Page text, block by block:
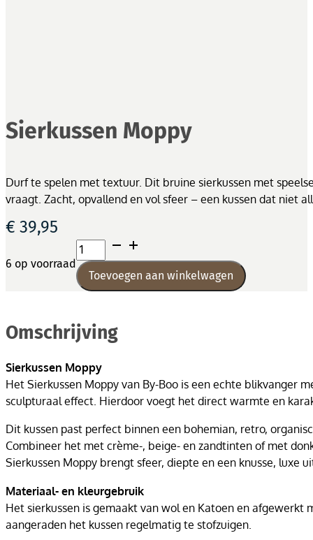
Sierkussen Moppy
Durf te spelen met textuur. Dit bruine sierkussen met
vraagt. Zacht, opvallend en vol sfeer – een kussen dat niet
€ 39,95
6 op voorraad
Sierkussen
Moppy
aantal
Toevoegen aan winkelwagen
Omschrijving
Sierkussen Moppy
Het Sierkussen Moppy van By-Boo is een echte blikvanger
sculpturaal effect. Hierdoor voegt het direct warmte en
Dit kussen past perfect binnen een bohemian, retro,
Combineer het met crème-, beige- en zandtinten of met
Sierkussen Moppy brengt sfeer, diepte en een knusse, luxe
Materiaal- en kleurgebruik
Het sierkussen is gemaakt van wol en Katoen en
aangeraden het kussen regelmatig te stofzuigen.